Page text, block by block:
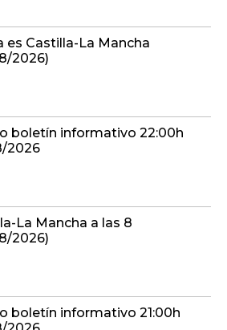
es Castilla-La Mancha
2026)
boletín informativo 22:00h
2026
La Mancha a las 8
2026)
boletín informativo 21:00h